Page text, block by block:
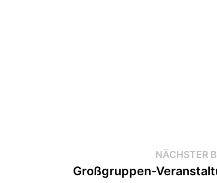
NÄCHSTER
Großgruppen-